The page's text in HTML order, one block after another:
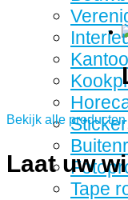
Tape
Bekijk alle producten
Laat uw